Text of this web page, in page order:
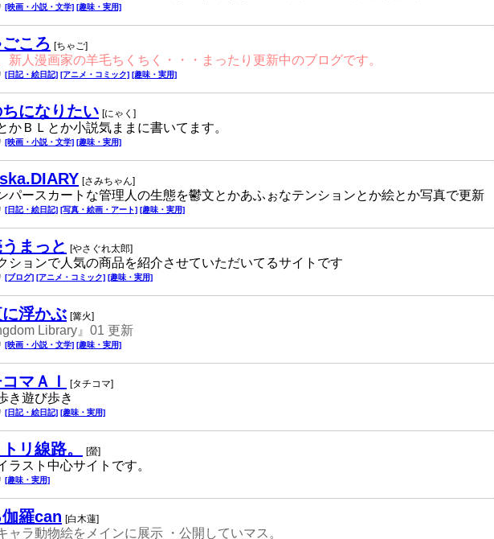
[映画・小説・文学] [趣味・実用]
ころ [ちゃご]
新人漫画家の羊毛ちくちく・・・まったり更新中のブログです。
[日記・絵日記] [アニメ・コミック] [趣味・実用]
になりたい [にゃく]
かＢＬとか小説気ままに書いてます。
[映画・小説・文学] [趣味・実用]
[さみちゃん]
パースカートな管理人の生態を鬱文とかあふぉなテンションとか絵とか写真で更新
[日記・絵日記] [写真・絵画・アート] [趣味・実用]
まっと [やさぐれ太郎]
ションで人気の商品を紹介させていただいてるサイトです
[ブログ] [アニメ・コミック] [趣味・実用]
に浮かぶ [篝火]
Library』01 更新
[映画・小説・文学] [趣味・実用]
マＡＩ [タチコマ]
き遊び歩き
[日記・絵日記] [趣味・実用]
リ線路。 [螢]
ラスト中心サイトです。
[趣味・実用]
羅can [白木蓮]
ャラ動物絵をメインに展示 ・公開していマス。